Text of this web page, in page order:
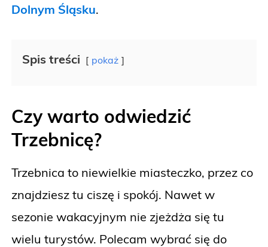
Dolnym Śląsku.
Spis treści pokaż
Czy warto odwiedzić
Trzebnicę?
Trzebnica to niewielkie miasteczko, przez co
znajdziesz tu ciszę i spokój. Nawet w
sezonie wakacyjnym nie zjeżdża się tu
wielu turystów. Polecam wybrać się do